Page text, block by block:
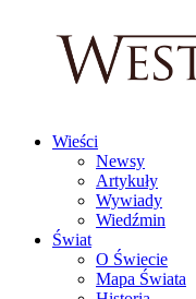
Wieści
Newsy
Artykuły
Wywiady
Wiedźmin
Świat
O Świecie
Mapa Świata